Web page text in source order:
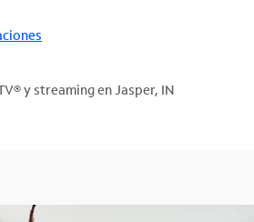
y streaming en Jasper, IN